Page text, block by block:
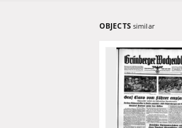
OBJECTS similar